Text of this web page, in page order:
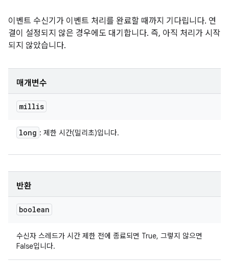
이벤트 수신기가 이벤트 처리를 완료할 때까지 기다립니다. 연
결이 설정되지 않은 경우에도 대기합니다. 즉, 아직 처리가 시작
되지 않았습니다.
매개변수
millis
long : 제한 시간(밀리초)입니다.
반환
boolean
수신자 스레드가 시간 제한 전에 종료되면 True, 그렇지 않으면
False입니다.